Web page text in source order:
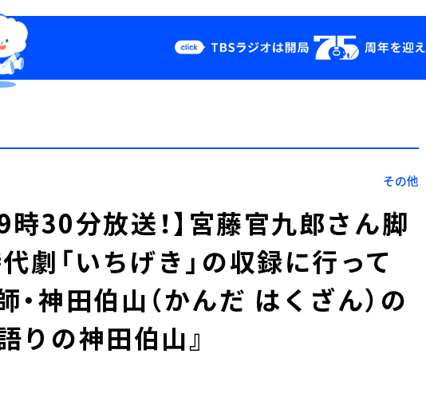
Podcast
YouTube
その他
時30分放送！】宮藤官九郎さん脚
劇「いちげき」の収録に行って
・神田伯山（かんだ はくざん）の
りの神田伯山』